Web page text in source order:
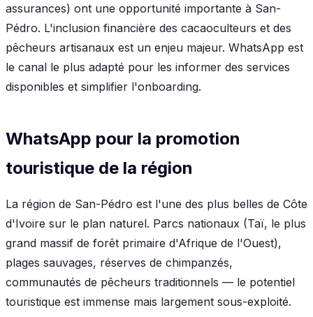
assurances) ont une opportunité importante à San-
Pédro. L'inclusion financière des cacaoculteurs et des
pêcheurs artisanaux est un enjeu majeur. WhatsApp est
le canal le plus adapté pour les informer des services
disponibles et simplifier l'onboarding.
WhatsApp pour la promotion
touristique de la région
La région de San-Pédro est l'une des plus belles de Côte
d'Ivoire sur le plan naturel. Parcs nationaux (Taï, le plus
grand massif de forêt primaire d'Afrique de l'Ouest),
plages sauvages, réserves de chimpanzés,
communautés de pêcheurs traditionnels — le potentiel
touristique est immense mais largement sous-exploité.